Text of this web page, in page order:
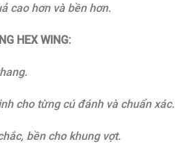
cao hơn và bền hơn.
HEX WING:
cho từng cú đánh và chuẩn xác.
bền cho khung vợt.